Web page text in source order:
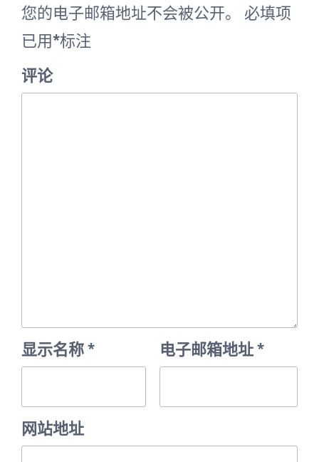
章
您的电子邮箱地址不会被公开。
必填项
已用*标注
评论
显示名称* 电子邮箱地址*
网站地址